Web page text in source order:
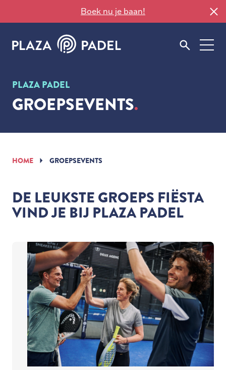
Boek nu je baan!
PLAZA PADEL
GROEPSEVENTS
HOME GROEPSEVENTS
DE LEUKSTE GROEPS FIËSTA
VIND JE BIJ PLAZA PADEL